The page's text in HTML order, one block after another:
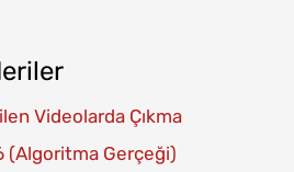
Videolarda Çıkma
(Algoritma Gerçeği)